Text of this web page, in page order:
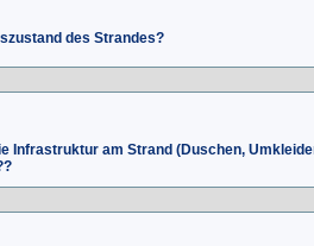
des Strandes?
Infrastruktur am Strand (Duschen,